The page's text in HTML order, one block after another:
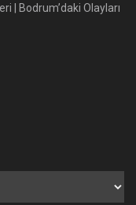
| Bodrum’daki Olayları